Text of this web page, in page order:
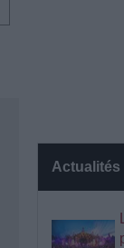
Actualités